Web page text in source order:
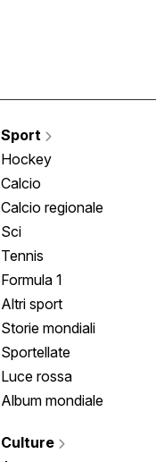
Sport
Hockey
Calcio
Calcio regionale
Sci
Tennis
Formula 1
Altri sport
Storie mondiali
Sportellate
Luce rossa
Album mondiale
Culture